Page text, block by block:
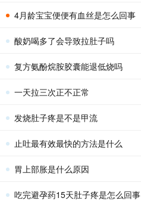
4月龄宝宝便便有血丝是怎么回事
酸奶喝多了会导致拉肚子吗
复方氨酚烷胺胶囊能退低烧吗
一天拉三次正不正常
发烧肚子疼是不是甲流
止吐最有效最快的方法是什么
胃上部胀是什么原因
吃完避孕药15天肚子疼是怎么回事